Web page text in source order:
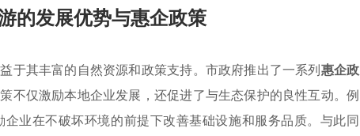
的发展优势与惠企政策
于其丰富的自然资源和政策支持。市政府推出了一系列惠企政
不仅激励本地企业发展，还促进了与生态保护的良性互动。例
业在不破坏环境的前提下改善基础设施和服务品质。与此同